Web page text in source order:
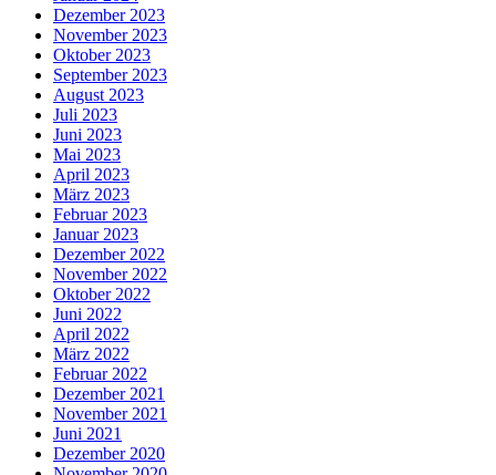
Dezember 2023
November 2023
Oktober 2023
September 2023
August 2023
Juli 2023
Juni 2023
Mai 2023
April 2023
März 2023
Februar 2023
Januar 2023
Dezember 2022
November 2022
Oktober 2022
Juni 2022
April 2022
März 2022
Februar 2022
Dezember 2021
November 2021
Juni 2021
Dezember 2020